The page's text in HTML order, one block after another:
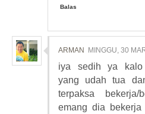
Balas
ARMAN MINGGU, 30
iya sedih ya kalo
yang udah tua
terpaksa bekerja/
emang dia bekerja